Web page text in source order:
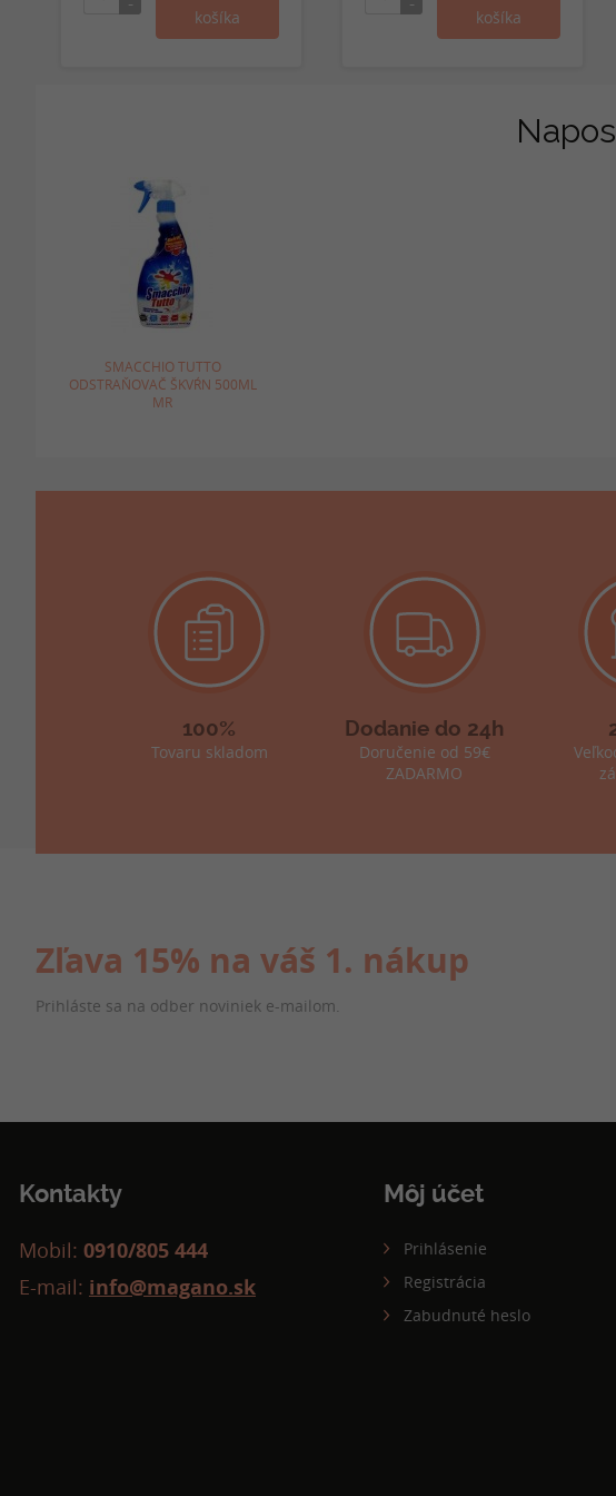
SMACCHIO TUTTO
ODSTRAŇOVAČ ŠKVŔN 500ML
MR
100%
Tovaru skladom
Dodanie do 24h
Doručenie od 59€
ZADARMO
Zľava 15% na váš 1. nákup
Prihláste sa na odber noviniek e-mailom.
Kontakty
Mobil: 0910/805 444
E-mail: info@magano.sk
Môj účet
Prihlásenie
Registrácia
Zabudnuté heslo